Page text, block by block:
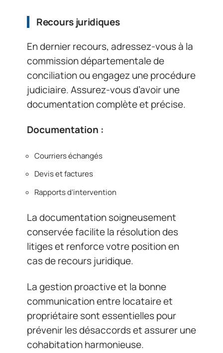
Recours juridiques
En dernier recours, adressez-vous à la
commission départementale de
conciliation ou engagez une procédure
judiciaire. Assurez-vous d’avoir une
documentation complète et précise.
Documentation :
Courriers échangés
Devis et factures
Rapports d’intervention
La documentation soigneusement
conservée facilite la résolution des
litiges et renforce votre position en
cas de recours juridique.
La gestion proactive et la bonne
communication entre locataire et
propriétaire sont essentielles pour
prévenir les désaccords et assurer une
cohabitation harmonieuse.